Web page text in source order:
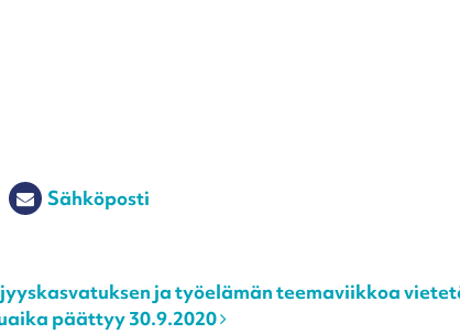
Sähköposti
ja työelämän teemaviikkoa
päättyy 30.9.2020